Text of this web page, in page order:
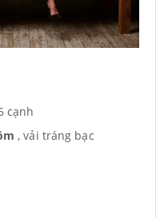
cạnh
, vải tráng bạc